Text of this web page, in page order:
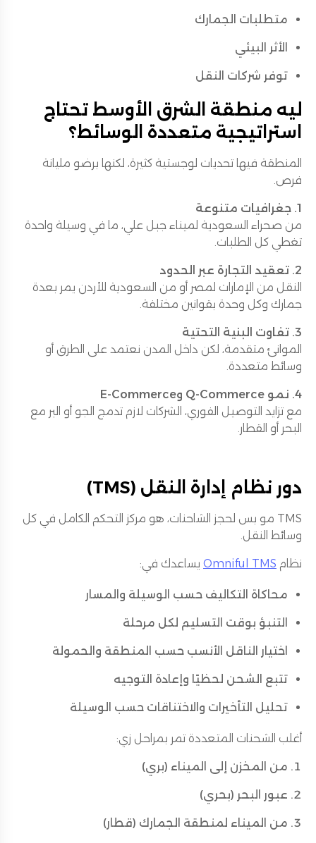
متطلبات الجمارك
الأثر البيئي
توفر شركات النقل
ليه منطقة الشرق الأوسط تحتاج
استراتيجية متعددة الوسائط؟
المنطقة فيها تحديات لوجستية كثيرة، لكنها برضو مليانة
فرص.
1. جغرافيات متنوعة
من صحراء السعودية لميناء جبل علي، ما في وسيلة واحدة
تغطي كل الطلبات.
2. تعقيد التجارة عبر الحدود
النقل من الإمارات لمصر أو من السعودية للأردن يمر بعدة
جمارك وكل وحدة بقوانين مختلفة.
3. تفاوت البنية التحتية
الموانئ متقدمة، لكن داخل المدن نعتمد على الطرق أو
وسائط متعددة.
4. نمو Q-Commerce وE-Commerce
مع تزايد التوصيل الفوري، الشركات لازم تدمج الجو أو البر مع
البحر أو القطار.
دور نظام إدارة النقل (TMS)
TMS مو بس لحجز الشاحنات، هو مركز التحكم الكامل في كل
وسائط النقل.
نظام Omniful TMS يساعدك في:
محاكاة التكاليف حسب الوسيلة والمسار
التنبؤ بوقت التسليم لكل مرحلة
اختيار الناقل الأنسب حسب المنطقة والحمولة
تتبع الشحن لحظيًا وإعادة التوجيه
تحليل التأخيرات والاختناقات حسب الوسيلة
أغلب الشحنات المتعددة تمر بمراحل زي:
من المخزن إلى الميناء (بري)
عبور البحر (بحري)
من الميناء لمنطقة الجمارك (قطار)